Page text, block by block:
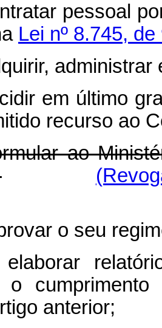
pessoal
Lei nº 8.745,
administrar
em último
recurso ao
ao
o seu
o
anterior;